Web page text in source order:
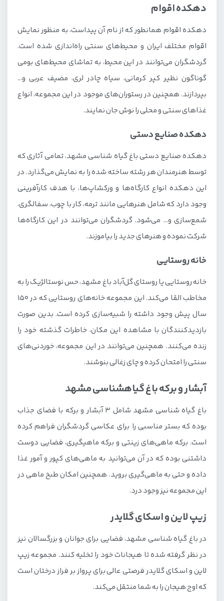
دهکده اقوام
دهکده اقوام همانطور که از نام آن پیداست، به منظور نمایش
اقوام مختلف ایران و محیط‌های سنتی راه‌اندازی شده است.
گردشگران می‌توانند در این محیط، به تماشای محیط‌های بومی
گوناگون نظیر کپر کرمانی، سیاه چادر لری، مضیف عربی و…
بپردازند. همچنین در رستوران‌های موجود در این مجموعه، انواع
غذاهای سنتی و محلی را نوش جان نمایند.
دهکده صنایع دستی
دهکده صنایع دستی باغ گیاه شناسی مشهد، تمامی آثاری که
توسط هنرمندان هر رشته ساخته شده را به نمایش می‌گذارد. در
این دهکده انواع کارگاه‌ها و ورکشاپ‌ها، با هدف کارآفرینی
وجود دارد که شامل هنرهایی مانند ترمه، کار با چوب، سفالگری،
شمع‌سازی و… می‌شود. گردشگران می‌توانند در این کارگاه‌ها
شرکت نموده و هنرهای جدید را بیاموزند.
خانه روستایی
خانه روستایی یا روستای گل‌آباد باغ مشهد، حس نوستالژیک را به
مخاطب القا می‌کند. این مجموعه خانه‌های روستایی که در 150
سال پیش وجود داشته را شبیه‌سازی کرده است. بدین صورت
بازدیدکنندگان با مشاهده این مکان، خاطرات گذشته خود را
زنده می‌کنند. همچنین می‌توانند در این مجموعه، خوردنی‌های
سنتی را امتحان کرده و چای زغالی بنوشند.
آبشار و برکه باغ گیاهشناسی مشهد
باغ گیاه شناسی مشهد شامل 3 آبشار و برکه با فضای جذاب
بوده که بستر مناسبی را برای عکاسی گردشگران فراهم کرده
است. برکه ماهی‌های زینتی و برکه ماهیگیری، فضایی دوست
داشتنی بوده که در آن می‌توانید به ماهی‌های کپور و آمور غذا
داده و حتی به ماهی‌گیری بروید. همچنین امکان طبخ ماهی در
این مجموعه نیز وجود درد.
زیپ لاین و اسکای گلایدر
در باغ گیاه شناسی مشهد، فضایی برای جوانان و بزرگسالان نیز
در نظر گرفته شده تا هیجانات خود را تخلیه کنند. مجموعه زیپ
لاین و اسکای گلایدر فرصتی عالی برای پرواز بر فراز درختان است
که اوج هیجان را به شما منتقل می‌کند.